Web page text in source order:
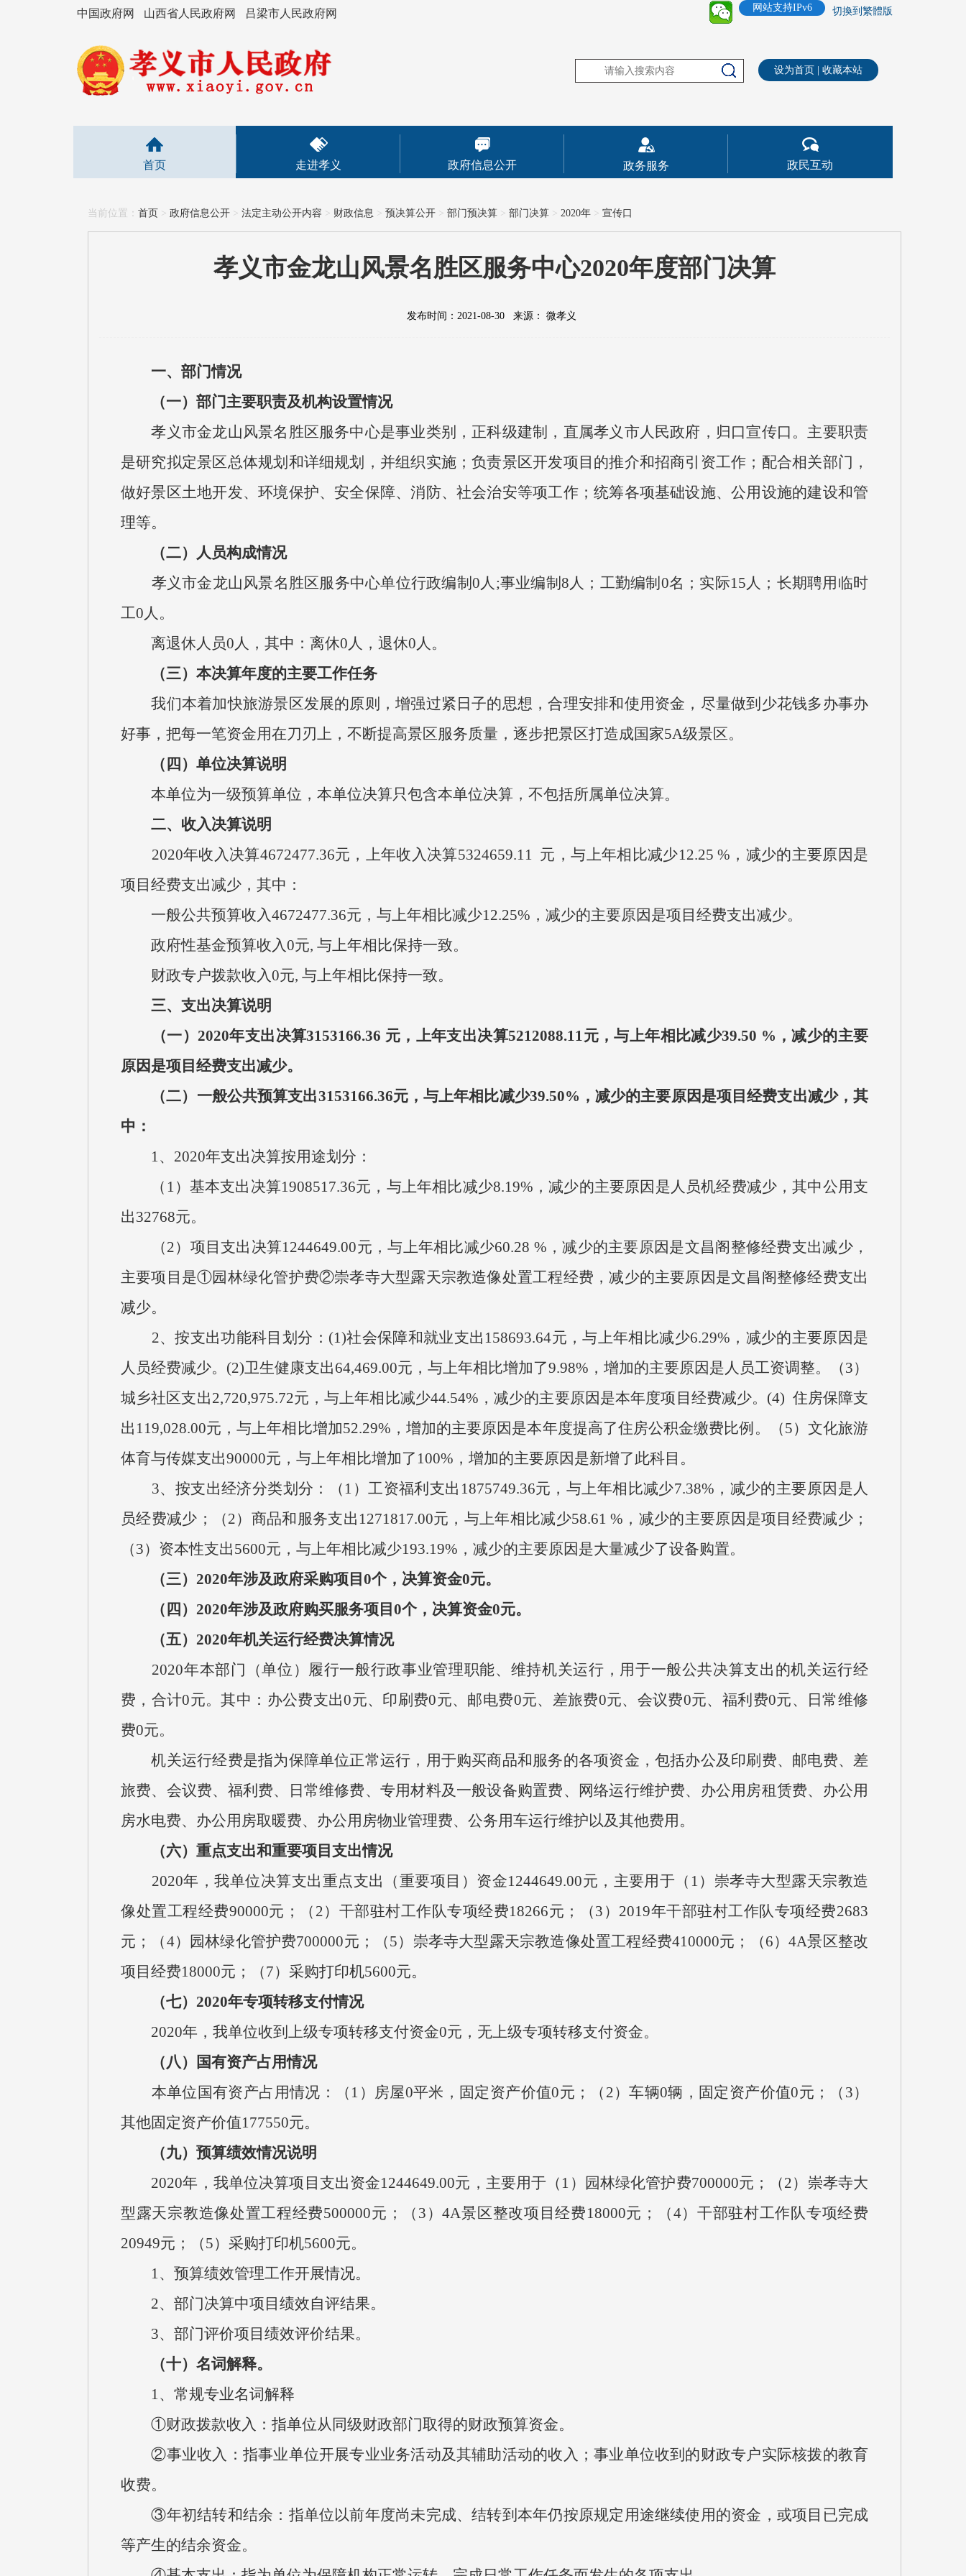
中国政府网 山西省人民政府网 吕梁市人民政府网 切換到繁體版
网站支持IPv6
设为首页 收藏本站
首页 走进孝义 政府信息公开 政务服务 政民互动
当前位置： 首页 > 政府信息公开 > 法定主动公开内容 > 财政信息 > 预决算公开 > 部门预决算 > 部门决算 > 2020年 > 宣传口
孝义市金龙山风景名胜区服务中心2020年度部门决算
发布时间：2021-08-30 来源： 微孝义
一、部门情况
（一）部门主要职责及机构设置情况
孝义市金龙山风景名胜区服务中心是事业类别，正科级建制，直属孝义市人民政府，归口宣传口。主要职责
是研究拟定景区总体规划和详细规划，并组织实施；负责景区开发项目的推介和招商引资工作；配合相关部门，
做好景区土地开发、环境保护、安全保障、消防、社会治安等项工作；统筹各项基础设施、公用设施的建设和管
理等。
（二）人员构成情况
孝义市金龙山风景名胜区服务中心单位行政编制0人;事业编制8人；工勤编制0名；实际15人；长期聘用临时
工0人。
离退休人员0人，其中：离休0人，退休0人。
（三）本决算年度的主要工作任务
我们本着加快旅游景区发展的原则，增强过紧日子的思想，合理安排和使用资金，尽量做到少花钱多办事办
好事，把每一笔资金用在刀刃上，不断提高景区服务质量，逐步把景区打造成国家5A级景区。
（四）单位决算说明
本单位为一级预算单位，本单位决算只包含本单位决算，不包括所属单位决算。
二、收入决算说明
2020年收入决算4672477.36元，上年收入决算5324659.11 元，与上年相比减少12.25 %，减少的主要原因是
项目经费支出减少，其中：
一般公共预算收入4672477.36元，与上年相比减少12.25%，减少的主要原因是项目经费支出减少。
政府性基金预算收入0元, 与上年相比保持一致。
财政专户拨款收入0元, 与上年相比保持一致。
三、支出决算说明
（一）2020年支出决算3153166.36 元，上年支出决算5212088.11元，与上年相比减少39.50 %，减少的主要
原因是项目经费支出减少。
（二）一般公共预算支出3153166.36元，与上年相比减少39.50%，减少的主要原因是项目经费支出减少，其
中：
1、2020年支出决算按用途划分：
（1）基本支出决算1908517.36元，与上年相比减少8.19%，减少的主要原因是人员机经费减少，其中公用支
出32768元。
（2）项目支出决算1244649.00元，与上年相比减少60.28 %，减少的主要原因是文昌阁整修经费支出减少，
主要项目是①园林绿化管护费②崇孝寺大型露天宗教造像处置工程经费，减少的主要原因是文昌阁整修经费支出
减少。
2、按支出功能科目划分：(1)社会保障和就业支出158693.64元，与上年相比减少6.29%，减少的主要原因是
人员经费减少。(2)卫生健康支出64,469.00元，与上年相比增加了9.98%，增加的主要原因是人员工资调整。（3）
城乡社区支出2,720,975.72元，与上年相比减少44.54%，减少的主要原因是本年度项目经费减少。(4) 住房保障支
出119,028.00元，与上年相比增加52.29%，增加的主要原因是本年度提高了住房公积金缴费比例。（5）文化旅游
体育与传媒支出90000元，与上年相比增加了100%，增加的主要原因是新增了此科目。
3、按支出经济分类划分：（1）工资福利支出1875749.36元，与上年相比减少7.38%，减少的主要原因是人
员经费减少；（2）商品和服务支出1271817.00元，与上年相比减少58.61 %，减少的主要原因是项目经费减少；
（3）资本性支出5600元，与上年相比减少193.19%，减少的主要原因是大量减少了设备购置。
（三）2020年涉及政府采购项目0个，决算资金0元。
（四）2020年涉及政府购买服务项目0个，决算资金0元。
（五）2020年机关运行经费决算情况
2020年本部门（单位）履行一般行政事业管理职能、维持机关运行，用于一般公共决算支出的机关运行经
费，合计0元。其中：办公费支出0元、印刷费0元、邮电费0元、差旅费0元、会议费0元、福利费0元、日常维修
费0元。
机关运行经费是指为保障单位正常运行，用于购买商品和服务的各项资金，包括办公及印刷费、邮电费、差
旅费、会议费、福利费、日常维修费、专用材料及一般设备购置费、网络运行维护费、办公用房租赁费、办公用
房水电费、办公用房取暖费、办公用房物业管理费、公务用车运行维护以及其他费用。
（六）重点支出和重要项目支出情况
2020年，我单位决算支出重点支出（重要项目）资金1244649.00元，主要用于（1）崇孝寺大型露天宗教造
像处置工程经费90000元；（2）干部驻村工作队专项经费18266元；（3）2019年干部驻村工作队专项经费2683
元；（4）园林绿化管护费700000元；（5）崇孝寺大型露天宗教造像处置工程经费410000元；（6）4A景区整改
项目经费18000元；（7）采购打印机5600元。
（七）2020年专项转移支付情况
2020年，我单位收到上级专项转移支付资金0元，无上级专项转移支付资金。
（八）国有资产占用情况
本单位国有资产占用情况：（1）房屋0平米，固定资产价值0元；（2）车辆0辆，固定资产价值0元；（3）
其他固定资产价值177550元。
（九）预算绩效情况说明
2020年，我单位决算项目支出资金1244649.00元，主要用于（1）园林绿化管护费700000元；（2）崇孝寺大
型露天宗教造像处置工程经费500000元；（3）4A景区整改项目经费18000元；（4）干部驻村工作队专项经费
20949元；（5）采购打印机5600元。
1、预算绩效管理工作开展情况。
2、部门决算中项目绩效自评结果。
3、部门评价项目绩效评价结果。
（十）名词解释。
1、常规专业名词解释
①财政拨款收入：指单位从同级财政部门取得的财政预算资金。
②事业收入：指事业单位开展专业业务活动及其辅助活动的收入；事业单位收到的财政专户实际核拨的教育
收费。
③年初结转和结余：指单位以前年度尚未完成、结转到本年仍按原规定用途继续使用的资金，或项目已完成
等产生的结余资金。